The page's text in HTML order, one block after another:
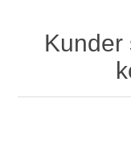
Kunder